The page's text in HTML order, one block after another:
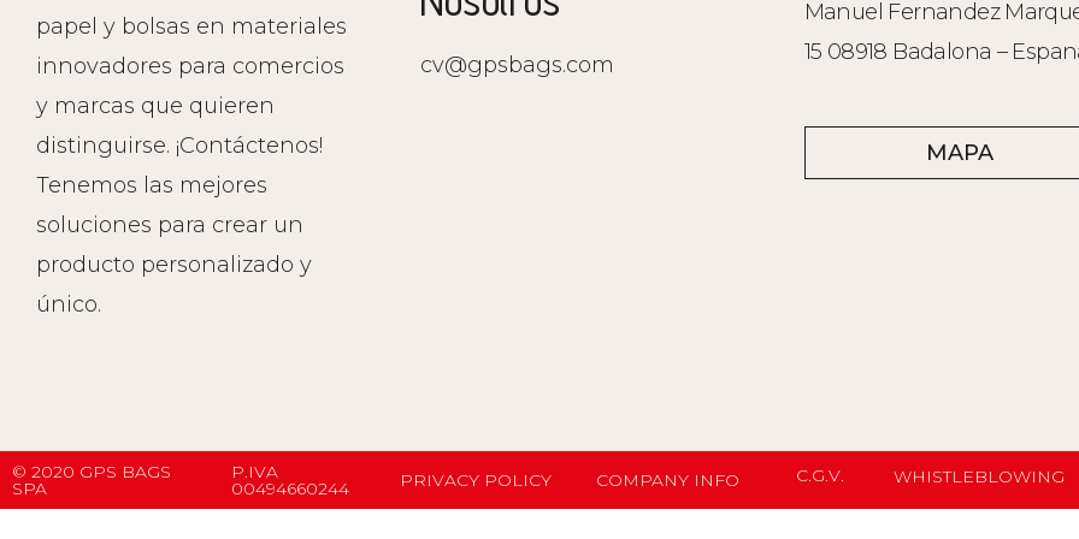
papel y bolsas en materiales
innovadores para comercios
y marcas que quieren
distinguirse. ¡Contáctenos!
Tenemos las mejores
soluciones para crear un
producto personalizado y
único.
cv@gpsbags.com
Manuel Fernandez
15 08918 Badalona –
MAPA
© 2020 GPS BAGS
SPA
P.IVA
00494660244 PRIVACY POLICY COMPANY INFO C.G.V. WHISTLEBLOWING